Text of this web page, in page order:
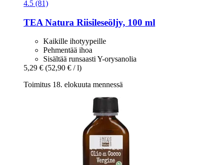
4.5 (81)
TEA Natura Riisileseöljy, 100 ml
Kaikille ihotyypeille
Pehmentää ihoa
Sisältää runsaasti Y-orysanolia
5,29 € (52,90 € / l)
Toimitus 18. elokuuta mennessä